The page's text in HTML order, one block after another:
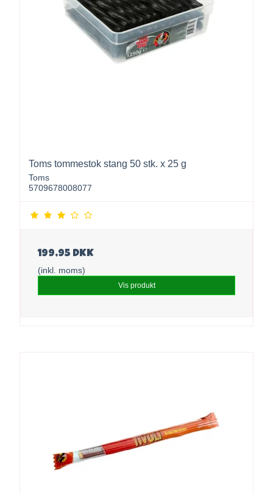
Toms tommestok stang 50 stk. x 25 g
Toms
5709678008077
199,95 DKK
(inkl. moms)
Vis produkt